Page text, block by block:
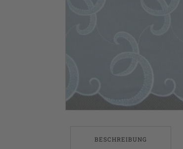
BESCHREIBUNG